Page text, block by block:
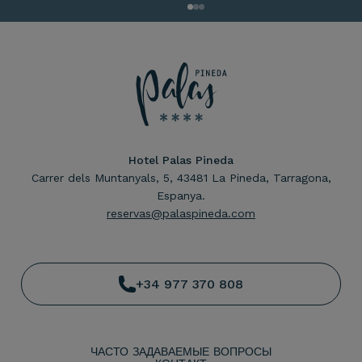
Hotel Palas Pineda
Carrer dels Muntanyals, 5, 43481 La Pineda, Tarragona,
Espanya.
reservas@palaspineda.com
+34 977 370 808
ЧАСТО ЗАДАВАЕМЫЕ ВОПРОСЫ